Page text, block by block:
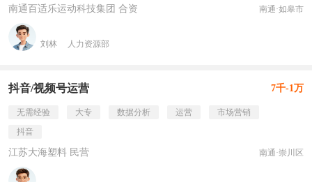
南通百适乐运动科技集团 合资 南通·如皋市
刘林 人力资源部
抖音/视频号运营 7千-1万
无需经验 大专 数据分析 运营
市场营销
抖音
江苏大海塑料 民营 南通·崇川区